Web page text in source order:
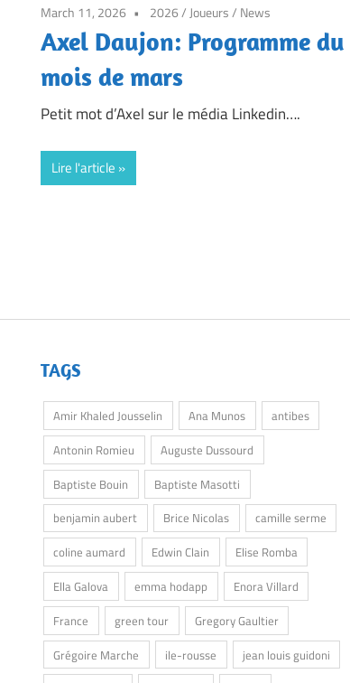
March 11, 2026 2026/ Joueurs/ News
Axel Daujon: Programme du
mois de mars
Petit mot d’Axel sur le média Linkedin….
Lire l'article
TAGS
Amir Khaled Jousselin Ana Munos
antibes
Antonin Romieu
Auguste Dussourd
Baptiste Bouin
Baptiste Masotti
benjamin aubert
Brice Nicolas
camille serme
coline aumard
Edwin Clain
Elise Romba
Ella Galova
emma hodapp
Enora Villard
France
green tour
Gregory Gaultier
Grégoire Marche
ile-rousse
jean louis guidoni